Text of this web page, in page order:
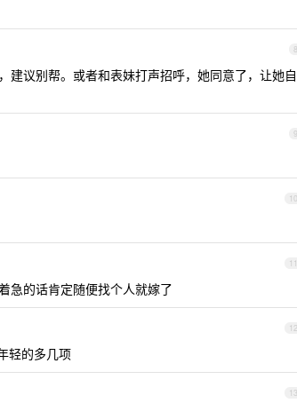
8
议别帮。或者和表妹打声招呼，她同意了，让她自
9
10
11
急的话肯定随便找个人就嫁了
12
轻的多几项
13